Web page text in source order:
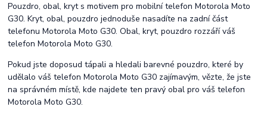
Pouzdro, obal, kryt s motivem pro mobilní telefon Motorola Moto
G30. Kryt, obal, pouzdro jednoduše nasadíte na zadní část
telefonu Motorola Moto G30. Obal, kryt, pouzdro rozzáří váš
telefon Motorola Moto G30.
Pokud jste doposud tápali a hledali barevné pouzdro, které by
udělalo váš telefon Motorola Moto G30 zajímavým, vězte, že jste
na správném místě, kde najdete ten pravý obal pro váš telefon
Motorola Moto G30.